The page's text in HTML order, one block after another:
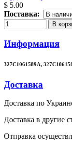
$ 5.00
Поставка:
В
Информация
327C1061589A,
Доставка
Доставка по
Доставка в другие
Отправка